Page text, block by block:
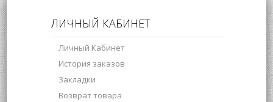
ЛИЧНЫЙ КАБИНЕТ
Личный Кабинет
История заказов
Закладки
Возврат товара